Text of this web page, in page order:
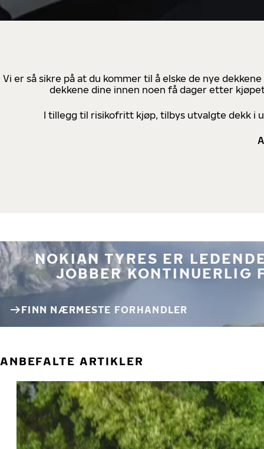
Vi er så sikre på at du kommer til å elske de nye
dekkene dine innen noen få dager etter
I tillegg til risikofritt kjøp, tilbys utvalgte dekk i
NOKIAN TYRES ER
JOBBER KONTINUERLIG
FINN NÆRMESTE FORHANDLER
ANBEFALTE ARTIKLER